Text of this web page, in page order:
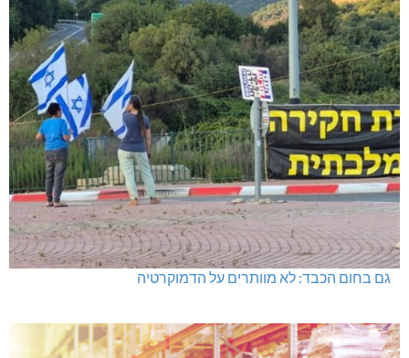
גם בחום הכבד: לא מוותרים על הדמוקרטיה